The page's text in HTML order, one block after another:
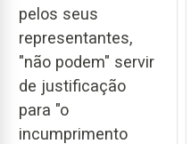
pelos seus
representantes,
"não podem" servir
de justificação
para "o
incumprimento